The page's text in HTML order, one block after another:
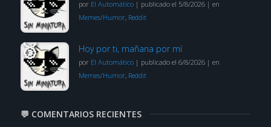
por El Automático| publicado el 5/8/2026| en
Memes/Humor, Reddit
Hoy por ti, mañana por mí
por El Automático| publicado el 6/8/2026| en
Memes/Humor, Reddit
💬 COMENTARIOS RECIENTES